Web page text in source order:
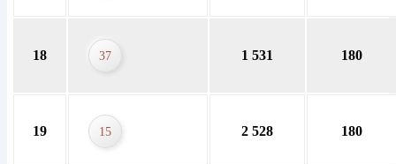
18 37 1 531 180
19 15 2 528 180